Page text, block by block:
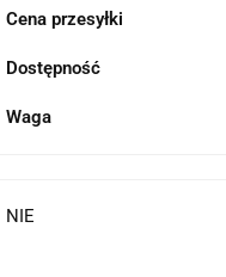
Cena przesyłki
Dostępność
Waga
NIE